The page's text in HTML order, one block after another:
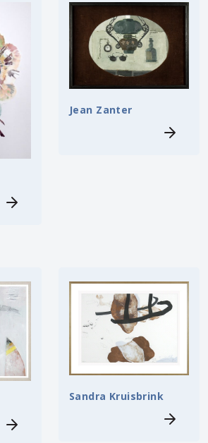
Jean Zanter
Sandra Kruisbrink